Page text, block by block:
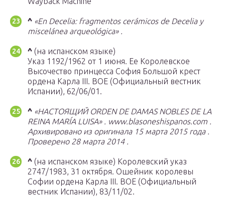
^ «En Decelia: fragmentos cerámicos de Decelia y
miscelánea arqueológica».
^ (на испанском языке)
Указ 1192/1962 от 1 июня. Ее Королевское
Высочество принцесса София Большой крест
ордена Карла III. BOE (Официальный вестник
Испании), 62/06/01.
^ «НАСТОЯЩИЙ ORDEN DE DAMAS NOBLES DE LA
REINA MARÍA LUISA». www.blasoneshispanos.com .
Архивировано из оригинала15 марта 2015 года .
Проверено 28 марта2014.
^ (на испанском языке) Королевский указ
2747/1983, 31 октября. Ошейник королевы
Софии ордена Карла III. BOE (Официальный
вестник Испании), 83/11/02.